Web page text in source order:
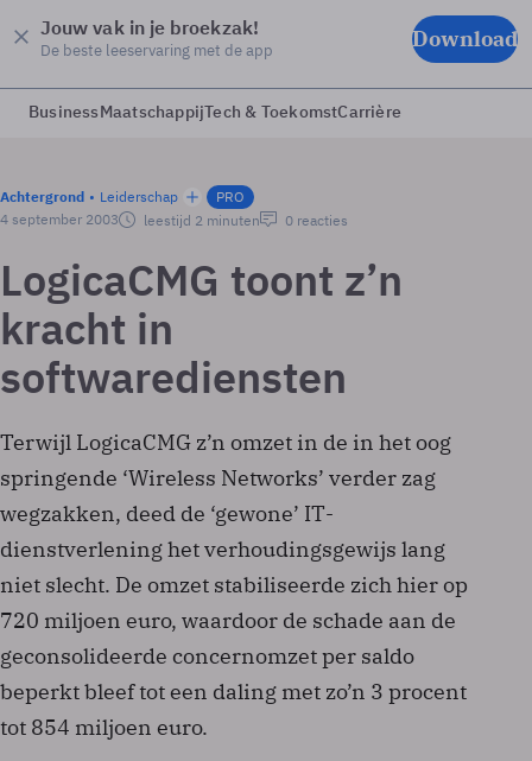
Jouw vak in je broekzak!
De beste leeservaring met de app Download
BusinessMaatschappijTech & ToekomstCarrière
Achtergrond Leiderschap
PRO
4 september 2003
leestijd 2 minuten 0 reacties
LogicaCMG toont z’n
kracht in
softwarediensten
Terwijl LogicaCMG z’n omzet in de in het oog
springende ‘Wireless Networks’ verder zag
wegzakken, deed de ‘gewone’ IT­
dienstverlening het verhoudingsgewijs lang
niet slecht. De omzet stabiliseerde zich hier op
720 miljoen euro, waardoor de schade aan de
geconsolideerde concernomzet per saldo
beperkt bleef tot een daling met zo’n 3 procent
tot 854 miljoen euro.